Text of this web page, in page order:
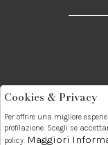
Telefono:
089237858
Cookies & Privacy
Per offrire una migliore
profilazione. Scegli se
policy. Maggiori